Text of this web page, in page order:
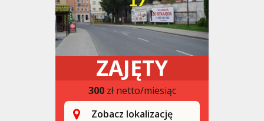
ZAJĘTY
300zł netto/miesiąc
Zobacz lokalizację